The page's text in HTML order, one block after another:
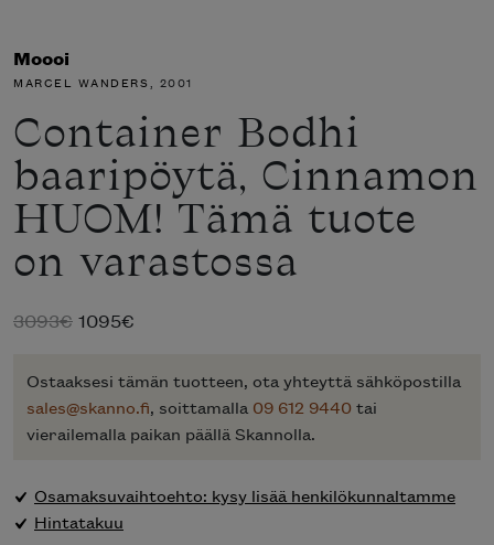
Moooi
MARCEL WANDERS, 2001
Container Bodhi
baaripöytä, Cinnamon
HUOM! Tämä tuote
on varastossa
3093€ Alkuperäinen
oli:
3093€.
1095€
on:
1095€.
Ostaaksesi tämän tuotteen, ota yhteyttä sähköpostilla
sales@skanno.fi, soittamalla 09 612 9440 tai
vierailemalla paikan päällä Skannolla.
Osamaksuvaihtoehto: kysy lisää henkilökunnaltamme
Hintatakuu